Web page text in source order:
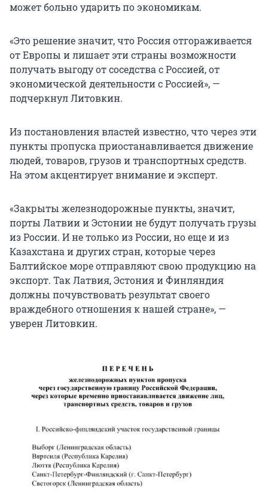
может больно ударить по экономикам.
«Это решение значит, что Россия отгораживается
от Европы и лишает эти страны возможности
получать выгоду от соседства с Россией, от
экономической деятельности с Россией», —
подчеркнул Литовкин.
Из постановления властей известно, что через эти
пункты пропуска приостанавливается движение
людей, товаров, грузов и транспортных средств.
На этом акцентирует внимание и эксперт.
«Закрыты железнодорожные пункты, значит,
порты Латвии и Эстонии не будут получать грузы
из России. И не только из России, но еще и из
Казахстана и других стран, которые через
Балтийское море отправляют свою продукцию на
экспорт. Так Латвия, Эстония и Финляндия
должны почувствовать результат своего
враждебного отношения к нашей стране», —
уверен Литовкин.